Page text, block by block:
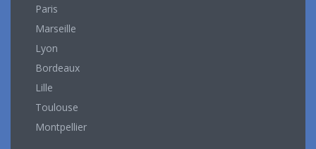
Paris
Marseille
Lyon
Bordeaux
Lille
Toulouse
Montpellier